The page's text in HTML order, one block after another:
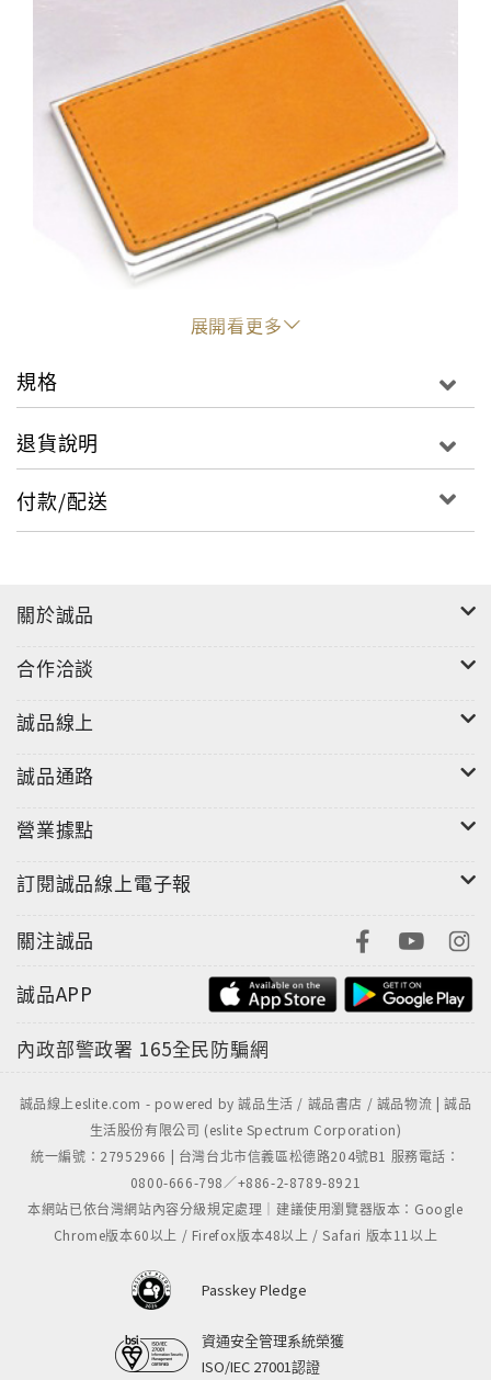
示意圖
展開看更多
規格
退貨說明
付款/配送
關於誠品
合作洽談
誠品線上
誠品通路
營業據點
訂閱誠品線上電子報
關注誠品
誠品APP
內政部警政署 165全民防騙網
誠品線上eslite.com - powered by 誠品生活 / 誠品書店 / 誠品物流 | 誠品
生活股份有限公司 (eslite Spectrum Corporation)
統一編號：27952966 | 台灣台北市信義區松德路204號B1 服務電話：
0800-666-798／+886-2-8789-8921
本網站已依台灣網站內容分級規定處理｜建議使用瀏覽器版本：Google
Chrome版本60以上 / Firefox版本48以上 / Safari 版本11以上
Passkey Pledge
資通安全管理系統榮獲
ISO/IEC 27001認證